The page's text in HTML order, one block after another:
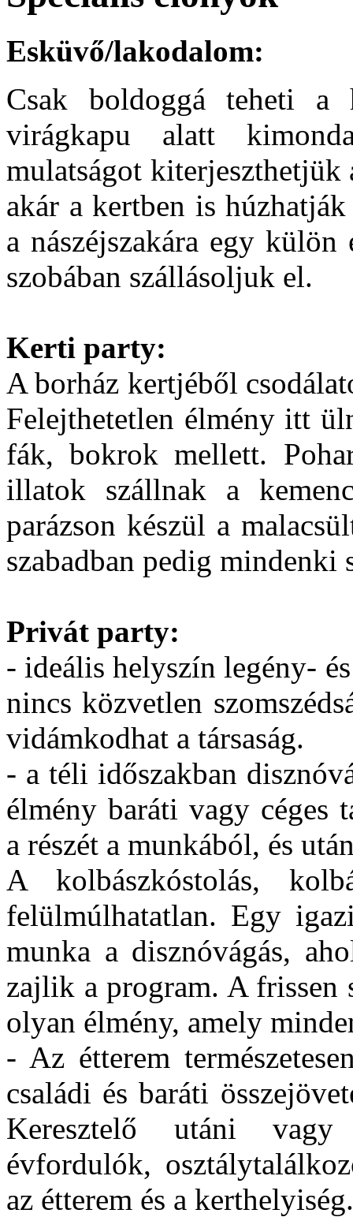
Esküvő/lakodalom:
Csak boldoggá teheti a
virágkapu alatt
mulatságot kiterjeszthetjük
akár a kertben is
a nászéjszakára egy
szobában szállásoljuk el.
Kerti party:
A borház kertjéből
Felejthetetlen élmény itt
fák, bokrok mellett.
illatok szállnak a
parázson készül a
szabadban pedig mindenki
Privát party:
- ideális helyszín legény-
nincs közvetlen
vidámkodhat a társaság.
- a téli időszakban
élmény baráti vagy céges
a részét a munkából, és
A kolbászkóstolás,
felülmúlhatatlan. Egy
munka a disznóvágás,
zajlik a program. A frissen
olyan élmény, amely
- Az étterem
családi és baráti
Keresztelő utáni vagy
évfordulók,
az étterem és a